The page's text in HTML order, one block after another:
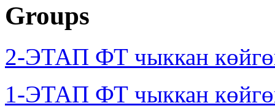
Groups
2-ЭТАП ФТ чыккан
1-ЭТАП ФТ чыккан